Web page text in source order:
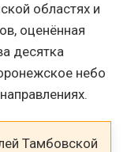
областях и
оценённая
десятка
небо
Тамбовской